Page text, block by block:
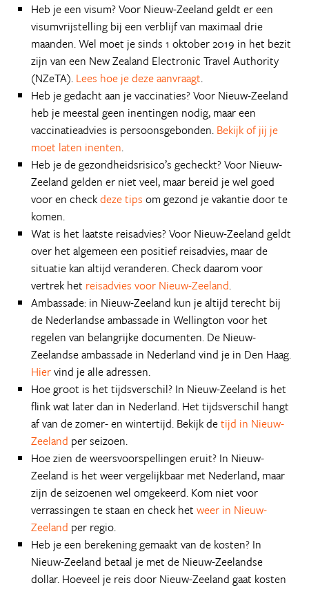
Heb je een visum? Voor Nieuw-Zeeland geldt er een
visumvrijstelling bij een verblijf van maximaal drie
maanden. Wel moet je sinds 1 oktober 2019 in het bezit
zijn van een New Zealand Electronic Travel Authority
(NZeTA). Lees hoe je deze aanvraagt.
Heb je gedacht aan je vaccinaties? Voor Nieuw-Zeeland
heb je meestal geen inentingen nodig, maar een
vaccinatieadvies is persoonsgebonden. Bekijk of jij je
moet laten inenten.
Heb je de gezondheidsrisico’s gecheckt? Voor Nieuw-
Zeeland gelden er niet veel, maar bereid je wel goed
voor en checkdeze tips om gezond je vakantie door te
komen.
Wat is het laatste reisadvies? Voor Nieuw-Zeeland geldt
over het algemeen een positief reisadvies, maar de
situatie kan altijd veranderen. Check daarom voor
vertrek het reisadvies voor Nieuw-Zeeland.
Ambassade: in Nieuw-Zeeland kun je altijd terecht bij
de Nederlandse ambassade in Wellington voor het
regelen van belangrijke documenten. De Nieuw-
Zeelandse ambassade in Nederland vind je in Den Haag.
Hiervind je alle adressen.
Hoe groot is het tijdsverschil? In Nieuw-Zeeland is het
flink wat later dan in Nederland. Het tijdsverschil hangt
af van de zomer- en wintertijd. Bekijk detijd in Nieuw-
Zeeland per seizoen.
Hoe zien de weersvoorspellingen eruit? In Nieuw-
Zeeland is het weer vergelijkbaar met Nederland, maar
zijn de seizoenen wel omgekeerd. Kom niet voor
verrassingen te staan en check het weer in Nieuw-
Zeeland per regio.
Heb je een berekening gemaakt van de kosten? In
Nieuw-Zeeland betaal je met de Nieuw-Zeelandse
dollar. Hoeveel je reis door Nieuw-Zeeland gaat kosten